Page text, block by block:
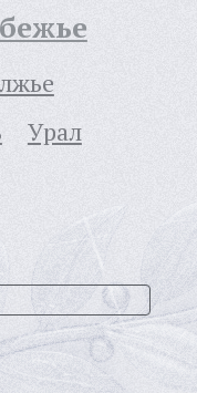
Урал